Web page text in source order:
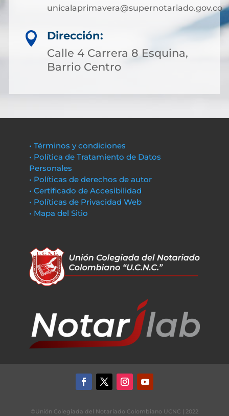
unicalaprimavera@supernotariado.gov.co

Dirección:
Calle 4 Carrera 8 Esquina,
Barrio Centro
• Términos y condiciones
• Política de Tratamiento de Datos
Personales
• Políticas de derechos de autor
• Certificado de Accesibilidad
• Políticas de Privacidad Web
• Mapa del Sitio
©Unión Colegiada del Notariado Colombiano UCNC | 2022